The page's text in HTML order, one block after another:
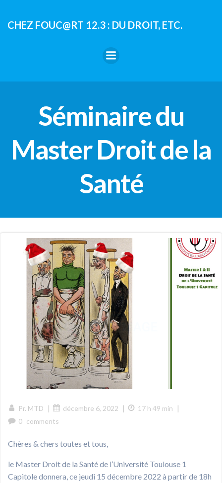
contenu
CHEZ FOUC@RT 12.3 : DU DROIT, ETC.
Séminaire du
Master Droit de la
Santé
Pr. MTD | décembre 6, 2022 | 17 h 49 min |
0 comments
Chères & chers toutes et tous,
le Master Droit de la Santé de l’Université Toulouse 1
Capitole donnera, ce jeudi 15 décembre 2022 à partir de 18h